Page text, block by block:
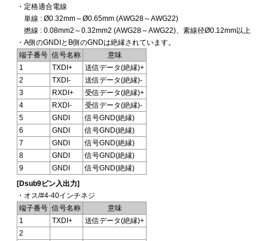
・定格適合電線
単線 : Ø0.32mm～Ø0.65mm (AWG28～AWG22)
撚線 : 0.08mm2～0.32mm2 (AWG28～AWG22)、素線径Ø0.12mm以上
・A側のGNDIとB側のGNDは絶縁されています。
端子番号 信号名称
意味
1
TXDI+
送信データ(絶縁)+
2
TXDI-
送信データ(絶縁)-
3
RXDI+
受信データ(絶縁)+
4
RXDI-
受信データ(絶縁)-
5
GNDI
信号GND(絶縁)
6
GNDI
信号GND(絶縁)
7
GNDI
信号GND(絶縁)
8
GNDI
信号GND(絶縁)
9
GNDI
信号GND(絶縁)
[Dsub9ピン入出力]
・オス/#4-40インチネジ
端子番号 信号名称
意味
1
TXDI+
送信データ(絶縁)+
2